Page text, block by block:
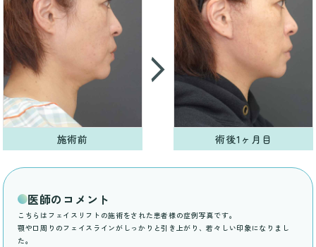
施術前 術後1ヶ月目
医師のコメント
こちらはフェイスリフトの施術をされた患者様の症例写真です。
顎や口周りのフェイスラインがしっかりと引き上がり、若々しい印象になりまし
た。